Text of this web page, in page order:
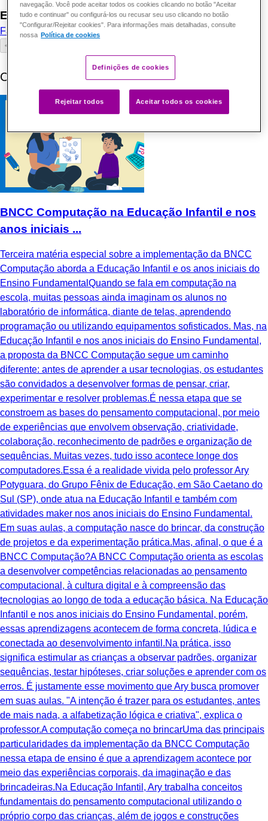
Escreva um comentário
Faça login para comentar
Conteúdos Recentes
BNCC Computação na Educação Infantil e nos
anos iniciais ...
Terceira matéria especial sobre a implementação da BNCC
Computação aborda a Educação Infantil e os anos iniciais do
Ensino FundamentalQuando se fala em computação na
escola, muitas pessoas ainda imaginam os alunos no
laboratório de informática, diante de telas, aprendendo
programação ou utilizando equipamentos sofisticados. Mas, na
Educação Infantil e nos anos iniciais do Ensino Fundamental,
a proposta da BNCC Computação segue um caminho
diferente: antes de aprender a usar tecnologias, os estudantes
são convidados a desenvolver formas de pensar, criar,
experimentar e resolver problemas.É nessa etapa que se
constroem as bases do pensamento computacional, por meio
de experiências que envolvem observação, criatividade,
colaboração, reconhecimento de padrões e organização de
sequências. Muitas vezes, tudo isso acontece longe dos
computadores.Essa é a realidade vivida pelo professor Ary
Potyguara, do Grupo Fênix de Educação, em São Caetano do
Sul (SP), onde atua na Educação Infantil e também com
atividades maker nos anos iniciais do Ensino Fundamental.
Em suas aulas, a computação nasce do brincar, da construção
de projetos e da experimentação prática.Mas, afinal, o que é a
BNCC Computação?A BNCC Computação orienta as escolas
a desenvolver competências relacionadas ao pensamento
computacional, à cultura digital e à compreensão das
tecnologias ao longo de toda a educação básica. Na Educação
Infantil e nos anos iniciais do Ensino Fundamental, porém,
essas aprendizagens acontecem de forma concreta, lúdica e
conectada ao desenvolvimento infantil.Na prática, isso
significa estimular as crianças a observar padrões, organizar
sequências, testar hipóteses, criar soluções e aprender com os
erros. É justamente esse movimento que Ary busca promover
em suas aulas. "A intenção é trazer para os estudantes, antes
de mais nada, a alfabetização lógica e criativa", explica o
professor.A computação começa no brincarUma das principais
particularidades da implementação da BNCC Computação
nessa etapa de ensino é que a aprendizagem acontece por
meio das experiências corporais, da imaginação e das
brincadeiras.Na Educação Infantil, Ary trabalha conceitos
fundamentais do pensamento computacional utilizando o
próprio corpo das crianças, além de jogos e construções
navegação. Você pode aceitar todos os cookies clicando no botão "Aceitar
tudo e continuar" ou configurá-los ou recusar seu uso clicando no botão
"Configurar/Rejeitar cookies". Para informações mais detalhadas, consulte
nossa Política de cookies
Definições de cookies
Rejeitar todos Aceitar todos os cookies